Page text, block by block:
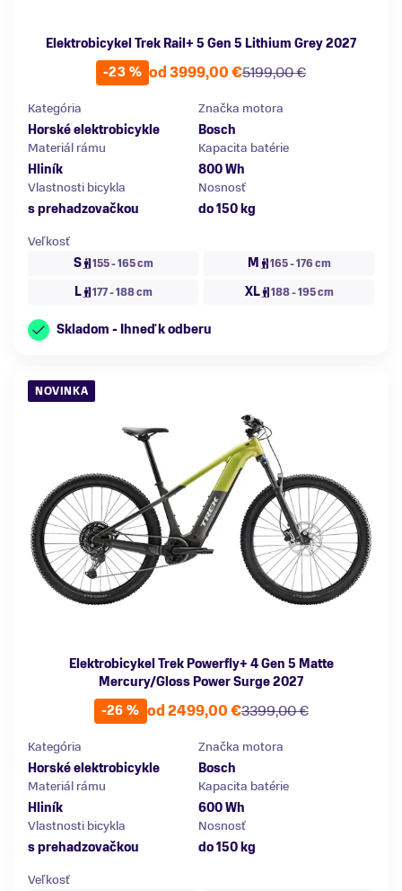
Elektrobicykel Trek Rail+ 5 Gen 5 Lithium Grey 2027
-23 %
5199,00 €
od 3999,00 €
Kategória
Horské elektrobicykle
Značka motora
Bosch
Materiál rámu
Hliník
Kapacita batérie
800 Wh
Vlastnosti bicykla
s prehadzovačkou
Nosnosť
do 150 kg
Veľkosť
S
155 - 165 cm M 165 - 176 cm
L 177 - 188 cm XL 188 - 195 cm
Skladom - Ihneď k odberu
NOVINKA
Elektrobicykel Trek Powerfly+ 4 Gen 5 Matte
Mercury/Gloss Power Surge 2027
-26 %
3399,00 €
od 2499,00 €
Kategória
Horské elektrobicykle
Značka motora
Bosch
Materiál rámu
Hliník
Kapacita batérie
600 Wh
Vlastnosti bicykla
s prehadzovačkou
Nosnosť
do 150 kg
Veľkosť